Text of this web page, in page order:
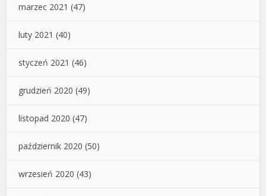
marzec 2021 (47)
luty 2021 (40)
styczeń 2021 (46)
grudzień 2020 (49)
listopad 2020 (47)
październik 2020 (50)
wrzesień 2020 (43)